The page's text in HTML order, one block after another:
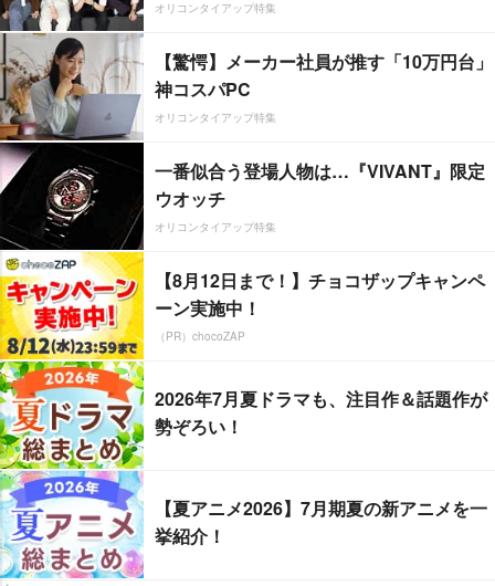
オリコンタイアップ特集
【驚愕】メーカー社員が推す「10万円台」
神コスパPC
オリコンタイアップ特集
一番似合う登場人物は…『VIVANT』限定
ウオッチ
オリコンタイアップ特集
【8月12日まで！】チョコザップキャンペ
ーン実施中！
（PR）chocoZAP
2026年7月夏ドラマも、注目作＆話題作が
勢ぞろい！
【夏アニメ2026】7月期夏の新アニメを一
挙紹介！